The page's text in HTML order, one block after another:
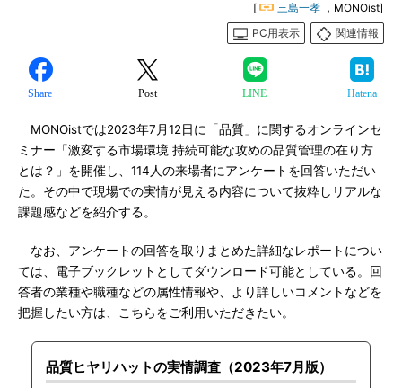
[ 三島一孝 ，MONOist]
PC用表示
関連情報
Share Post LINE Hatena
MONOistでは2023年7月12日に「品質」に関するオンラインセ
ミナー「激変する市場環境 持続可能な攻めの品質管理の在り方
とは？」を開催し、114人の来場者にアンケートを回答いただい
た。その中で現場での実情が見える内容について抜粋しリアルな
課題感などを紹介する。
なお、アンケートの回答を取りまとめた詳細なレポートについ
ては、電子ブックレットとしてダウンロード可能としている。回
答者の業種や職種などの属性情報や、より詳しいコメントなどを
把握したい方は、こちらをご利用いただきたい。
品質ヒヤリハットの実情調査（2023年7月版）